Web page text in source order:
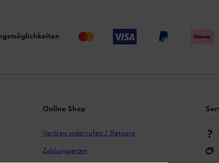
Online Shop
Vertrag widerrufen / Retoure
Zahlungsarten